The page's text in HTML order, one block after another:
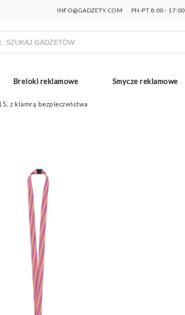
INFO@GADZETY.COM PN-PT 8:00 - 17:00
Breloki reklamowe Smycze reklamowe
z klamrą bezpieczeństwa